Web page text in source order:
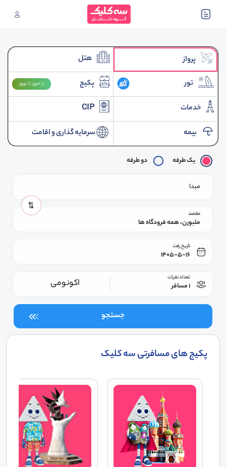
پرواز هتل
تور پکیج از امروز تا نوروز
خدمات CIP
بیمه سرمایه گذاری و اقامت
یک طرفه دو طرفه
مبدا
مقصد
ملبورن، همه فرودگاه ها
تاریخ رفت
1405-5-16
تعداد نفرات
1 مسافر اکونومی
جستجو
پکیج های مسافرتی سه کلیک